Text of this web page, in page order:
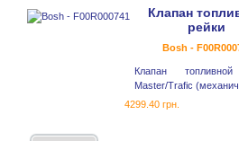
Клапан
рейки
Bosh -
Клапан
Master/Trafic
4299.40 грн.